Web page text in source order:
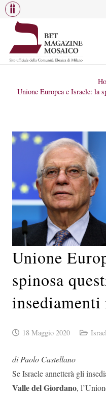
Unione Europea e Israele: la
Unione
spinosa
18 Maggio 2020
di Paolo Castellano
Se Israele annetterà gli
Valle del Giordano,